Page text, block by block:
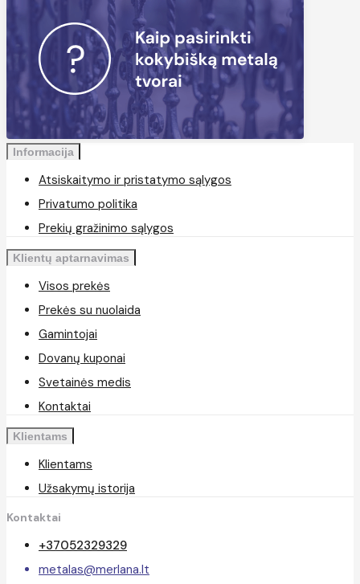
Informacija
Atsiskaitymo ir pristatymo sąlygos
Privatumo politika
Prekių gražinimo sąlygos
Klientų aptarnavimas
Visos prekės
Prekės su nuolaida
Gamintojai
Dovanų kuponai
Svetainės medis
Kontaktai
Klientams
Klientams
Užsakymų istorija
Kontaktai
+37052329329
metalas@merlana.lt